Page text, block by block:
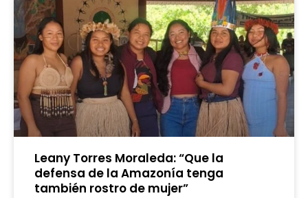
Leany Torres Moraleda: “Que la
defensa de la Amazonía tenga
también rostro de mujer”